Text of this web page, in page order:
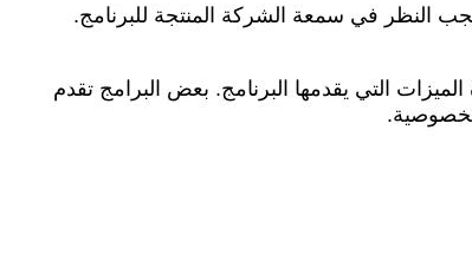
النظر في سمعة الشركة المنتجة للبرنامج.
التي يقدمها البرنامج. بعض البرامج تقدم